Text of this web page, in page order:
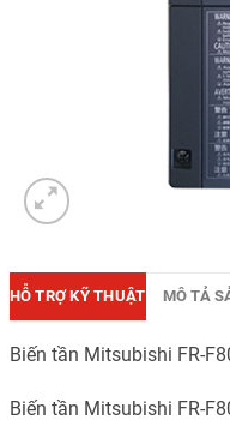
HỖ TRỢ KỸ THUẬT MÔ TẢ
Biến tần Mitsubishi FR-
Biến tần Mitsubishi FR-